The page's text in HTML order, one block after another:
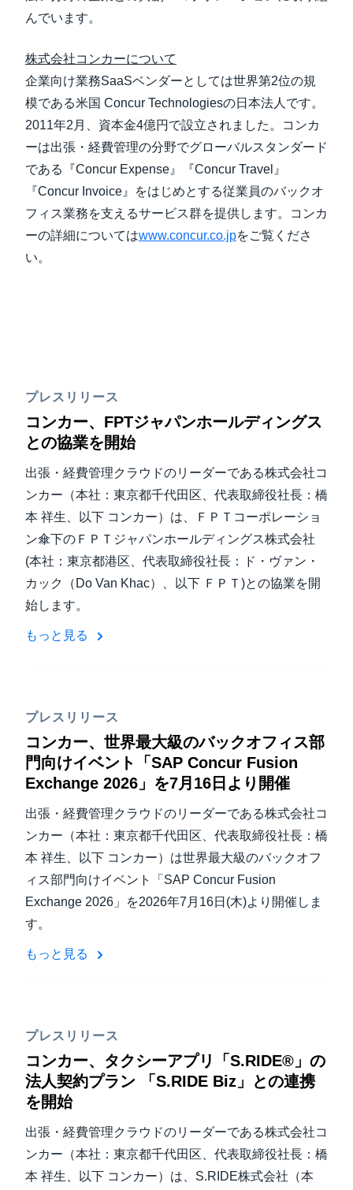
んでいます。
株式会社コンカーについて
企業向け業務SaaSベンダーとしては世界第2位の規
模である米国 Concur Technologiesの日本法人です。
2011年2月、資本金4億円で設立されました。コンカ
ーは出張・経費管理の分野でグローバルスタンダード
である『Concur Expense』『Concur Travel』
『Concur Invoice』をはじめとする従業員のバックオ
フィス業務を支えるサービス群を提供します。コンカ
ーの詳細についてはwww.concur.co.jpをご覧くださ
い。
プレスリリース
コンカー、FPTジャパンホールディングス
との協業を開始
出張・経費管理クラウドのリーダーである株式会社コ
ンカー（本社：東京都千代田区、代表取締役社長：橋
本 祥生、以下 コンカー）は、ＦＰＴコーポレーショ
ン傘下のＦＰＴジャパンホールディングス株式会社
(本社：東京都港区、代表取締役社長：ド・ヴァン・
カック（Do Van Khac）、以下 ＦＰＴ)との協業を開
始します。
もっと見る
プレスリリース
コンカー、世界最大級のバックオフィス部
門向けイベント「SAP Concur Fusion
Exchange 2026」を7月16日より開催
出張・経費管理クラウドのリーダーである株式会社コ
ンカー（本社：東京都千代田区、代表取締役社長：橋
本 祥生、以下 コンカー）は世界最大級のバックオフ
ィス部門向けイベント「SAP Concur Fusion
Exchange 2026」を2026年7月16日(木)より開催しま
す。
もっと見る
プレスリリース
コンカー、タクシーアプリ「S.RIDE®」の
法人契約プラン 「S.RIDE Biz」との連携
を開始
出張・経費管理クラウドのリーダーである株式会社コ
ンカー（本社：東京都千代田区、代表取締役社長：橋
本 祥生、以下 コンカー）は、S.RIDE株式会社（本